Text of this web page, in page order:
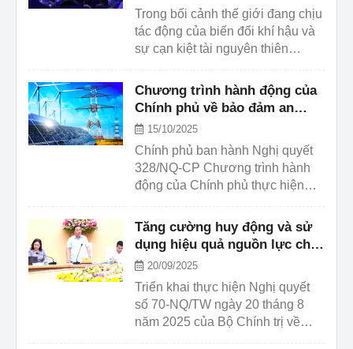
Trong bối cảnh thế giới đang chịu
tác động của biến đổi khí hậu và
sự cạn kiệt tài nguyên thiên
tài nguyên hay nhiên liệu đơn
thuần mà đang trở thành nền tảng
của hòa bình, phát triển, công
bằng.
Chương trình hành động của
Chính phủ về bảo đảm an
ninh năng lượng quốc gia
15/10/2025
Chính phủ ban hành Nghị quyết
328/NQ-CP Chương trình hành
động của Chính phủ thực hiện
20/8/2025 của Bộ Chính trị về bảo
đảm an ninh năng lượng quốc gia
đến năm 2030, tầm nhìn đến năm
2045 (Chương trình).
Tăng cường huy động và sử
dụng hiệu quả nguồn lực cho
chuyển đổi năng lượng công
bằng
20/09/2025
Triển khai thực hiện Nghị quyết
số 70-NQ/TW ngày 20 tháng 8
năm 2025 của Bộ Chính trị về